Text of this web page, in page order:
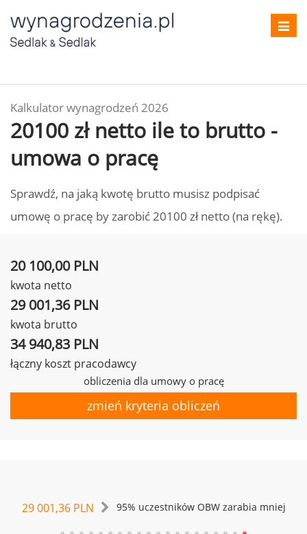
Kalkulator wynagrodzeń 2026
20100 zł netto ile to brutto -
umowa o pracę
Sprawdź, na jaką kwotę brutto musisz podpisać
umowę o pracę by zarobić 20100 zł netto (na rękę).
20 100,00 PLN
kwota netto
29 001,36 PLN
kwota brutto
34 940,83 PLN
łączny koszt pracodawcy
obliczenia dla umowy o pracę
zmień kryteria obliczeń
29 001,36 PLN 95% uczestników OBW zarabia mniej